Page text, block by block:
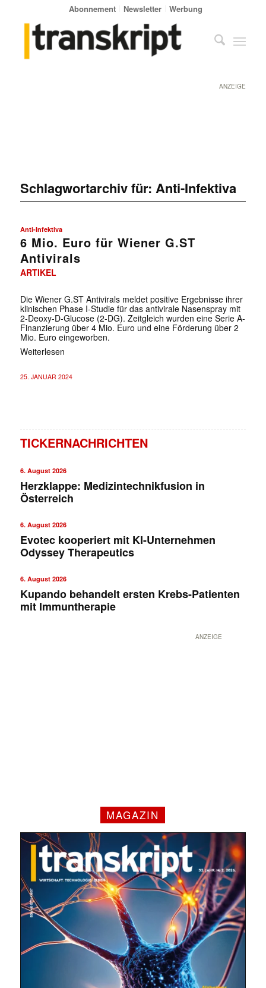
Abonnement Newsletter Werbung
ANZEIGE
Schlagwortarchiv für: Anti-Infektiva
Anti-Infektiva
6 Mio. Euro für Wiener G.ST
Antivirals
ARTIKEL
Die Wiener G.ST Antivirals meldet positive Ergebnisse ihrer
klinischen Phase I-Studie für das antivirale Nasenspray mit
2-Deoxy-D-Glucose (2-DG). Zeitgleich wurden eine Serie A-
Finanzierung über 4 Mio. Euro und eine Förderung über 2
Mio. Euro eingeworben.
Weiterlesen
25. JANUAR 2024
TICKERNACHRICHTEN
6. August 2026
Herzklappe: Medizintechnikfusion in
Österreich
6. August 2026
Evotec kooperiert mit KI-Unternehmen
Odyssey Therapeutics
6. August 2026
Kupando behandelt ersten Krebs-Patienten
mit Immuntherapie
ANZEIGE
MAGAZIN